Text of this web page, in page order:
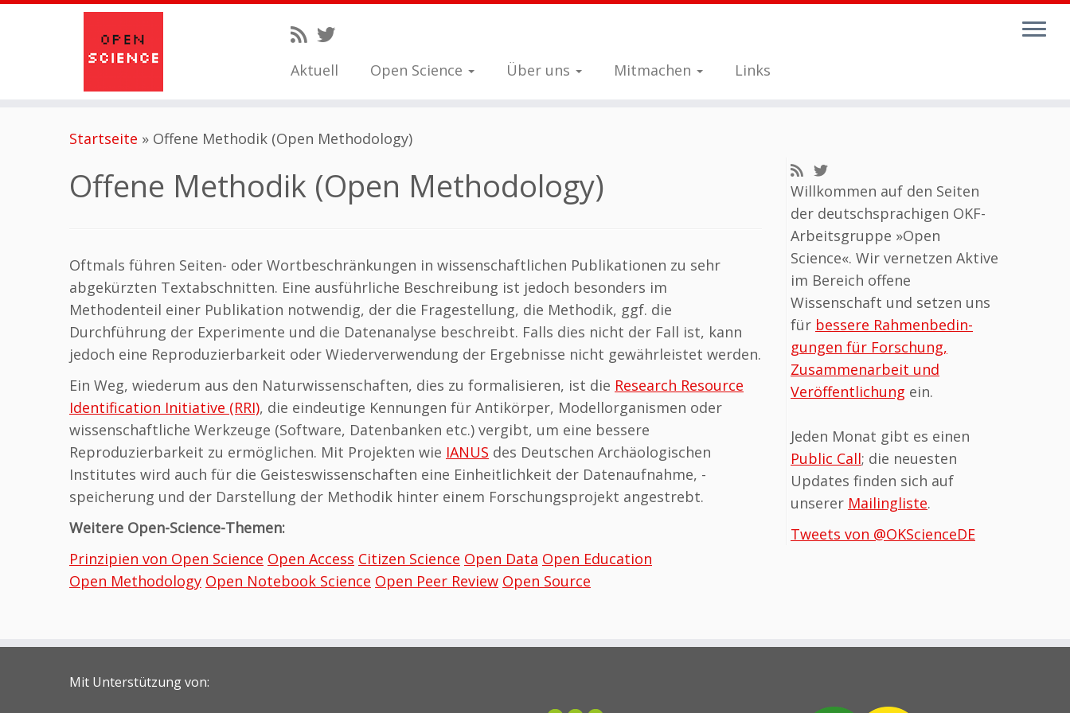
Aktuell Open Science Über uns Mitmachen Links
Startseite » Offene Methodik (Open Methodology)
Offene Methodik (Open Methodology)
Oftmals führen Seiten- oder Wortbeschränkungen in wissenschaftlichen Publikationen zu sehr
abgekürzten Textabschnitten. Eine ausführliche Beschreibung ist jedoch besonders im
Methodenteil einer Publikation notwendig, der die Fragestellung, die Methodik, ggf. die
Durchführung der Experimente und die Datenanalyse beschreibt. Falls dies nicht der Fall ist, kann
jedoch eine Reproduzierbarkeit oder Wiederverwendung der Ergebnisse nicht gewährleistet werden.
Ein Weg, wiederum aus den Naturwissenschaften, dies zu formalisieren, ist die Research Resource
Identification Initiative (RRI), die eindeutige Kennungen für Antikörper, Modellorganismen oder
wissenschaftliche Werkzeuge (Software, Datenbanken etc.) vergibt, um eine bessere
Reproduzierbarkeit zu ermöglichen. Mit Projekten wie IANUS des Deutschen Archäologischen
Institutes wird auch für die Geisteswissenschaften eine Einheitlichkeit der Datenaufnahme, -
speicherung und der Darstellung der Methodik hinter einem Forschungsprojekt angestrebt.
Weitere Open-Science-Themen:
Prinzipien von Open Science Open Access Citizen Science Open Data Open Education
Open Methodology Open Notebook Science Open Peer Review Open Source
Willkommen auf den Seiten
der deutschsprachigen OKF-
Arbeits­gruppe »Open
Science«. Wir vernetzen Aktive
im Bereich offene
Wissenschaft und setzen uns
für bessere Rahmen­be­din­
gungen für Forschung,
Zusammen­arbeit und
Veröffentlichung ein.
Jeden Monat gibt es einen
Public Call; die neuesten
Updates finden sich auf
unserer Mailingliste.
Tweets von @OKScienceDE
Mit Unterstützung von: